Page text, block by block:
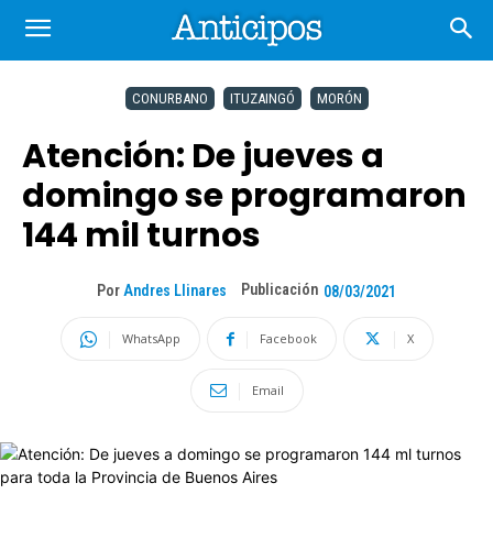
CONURBANO ITUZAINGÓ MORÓN
Atención: De jueves a
domingo se programaron
144 mil turnos
Por Andres Llinares Publicación 08/03/2021
WhatsApp Facebook X
Email